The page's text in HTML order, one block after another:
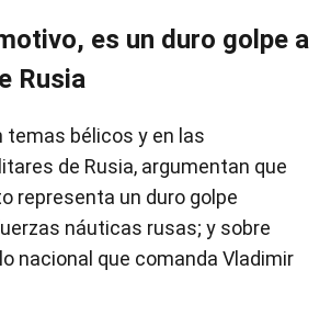
es un duro golpe a
Rusia
temas bélicos y en las
de Rusia, argumentan que
representa un duro golpe
náuticas rusas; y sobre
nacional que comanda Vladimir